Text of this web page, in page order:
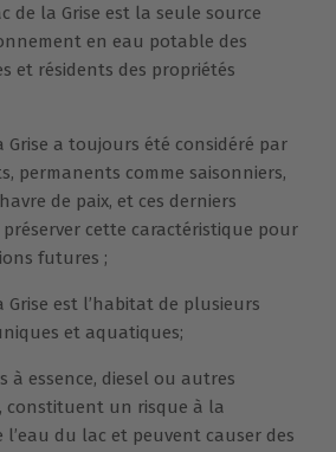
de la Grise est la seule source
en eau potable des
et résidents des propriétés
Grise a toujours été considéré par
permanents comme saisonniers,
de paix, et ces derniers
cette caractéristique pour
futures ;
Grise est l’habitat de plusieurs
et aquatiques;
à essence, diesel ou autres
constituent un risque à la
l’eau du lac et peuvent causer des